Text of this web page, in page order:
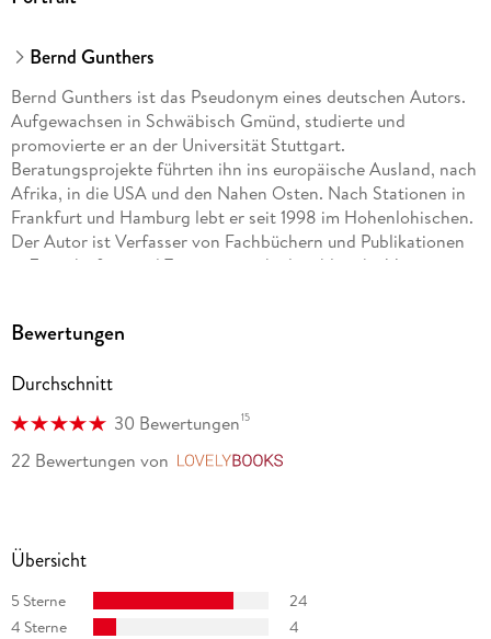
Bernd Gunthers
Bernd Gunthers ist das Pseudonym eines deutschen Autors.
Aufgewachsen in Schwäbisch Gmünd, studierte und
promovierte er an der Universität Stuttgart.
Beratungsprojekte führten ihn ins europäische Ausland, nach
Afrika, in die USA und den Nahen Osten. Nach Stationen in
Frankfurt und Hamburg lebt er seit 1998 im Hohenlohischen.
Der Autor ist Verfasser von Fachbüchern und Publikationen
in Zeitschriften und Tagespresse, hielt zahlreiche Vorträge
kreative Ideen hat er auf Krimis übertragen. Sein erster
Bewertungen
Durchschnitt
30 Bewertungen15
22 Bewertungen von
Übersicht
5 Sterne
24
4 Sterne
4